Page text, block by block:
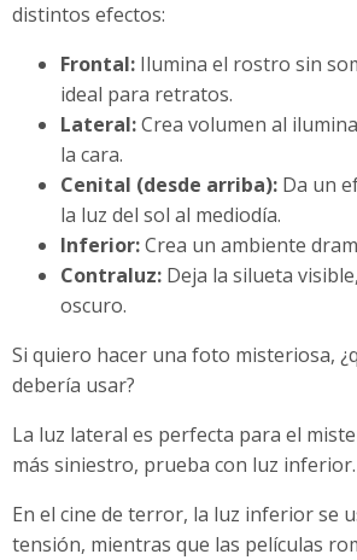
distintos efectos:
Frontal: Ilumina el rostro sin
ideal para retratos.
Lateral:Crea volumen al
la cara.
Cenital (desde arriba): Da un
la luz del sol al mediodía.
Inferior:Crea un ambiente
Contraluz: Deja la silueta
oscuro.
Si quiero hacer una foto misteriosa,
debería usar?
La luz lateral es perfecta para el
más siniestro, prueba con luz inferior.
En el cine de terror, la luz inferior se
tensión, mientras que las películas